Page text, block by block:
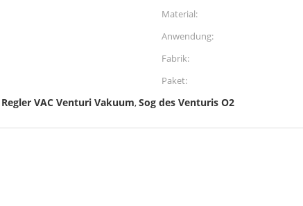
Material:
Anwendung:
Fabrik:
Paket:
Regler VAC Venturi Vakuum,Sog des Venturis O2